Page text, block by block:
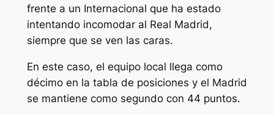
frente a un Internacional que ha estado
intentando incomodar al Real Madrid,
siempre que se ven las caras.
En este caso, el equipo local llega como
décimo en la tabla de posiciones y el Madrid
se mantiene como segundo con 44 puntos.